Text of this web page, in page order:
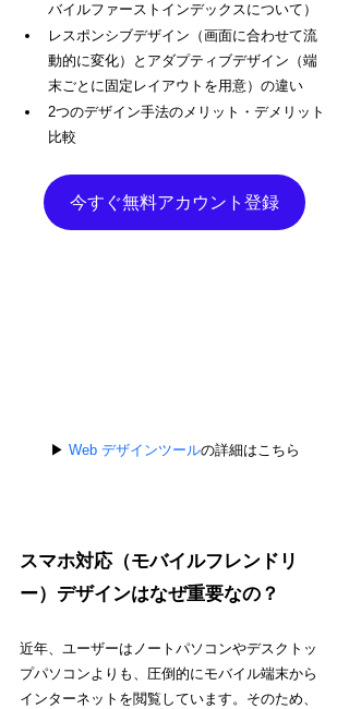
バイルファーストインデックスについて）
レスポンシブデザイン（画面に合わせて流
動的に変化）とアダプティブデザイン（端
末ごとに固定レイアウトを用意）の違い
2つのデザイン手法のメリット・デメリット
比較
今すぐ無料アカウント登録
▶︎ Web デザインツールの詳細はこちら
スマホ対応（モバイルフレンドリ
ー）デザインはなぜ重要なの？
近年、ユーザーはノートパソコンやデスクトッ
プパソコンよりも、圧倒的にモバイル端末から
インターネットを閲覧しています。そのため、